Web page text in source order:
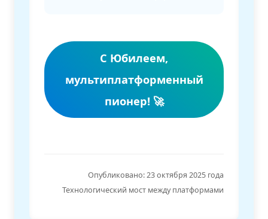
С Юбилеем,
мультиплатформенный
пионер! 🚀
Опубликовано: 23 октября 2025 года
Технологический мост между платформами